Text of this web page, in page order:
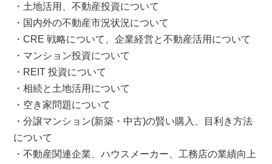
・土地活用、不動産投資について
・国内外の不動産市況状況について
・CRE 戦略について、企業経営と不動産活用について
・マンション投資について
・REIT 投資について
・相続と土地活用について
・空き家問題について
・分譲マンション(新築・中古)の賢い購入、目利き方法
について
・不動産関連企業、ハウスメーカー、工務店の業績向上